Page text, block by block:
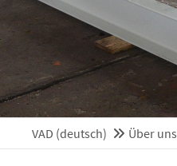
VAD (deutsch) Über uns